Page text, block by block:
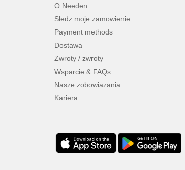
O Needen
Sledz moje zamowienie
Payment methods
Dostawa
Zwroty / zwroty
Wsparcie & FAQs
Nasze zobowiazania
Kariera